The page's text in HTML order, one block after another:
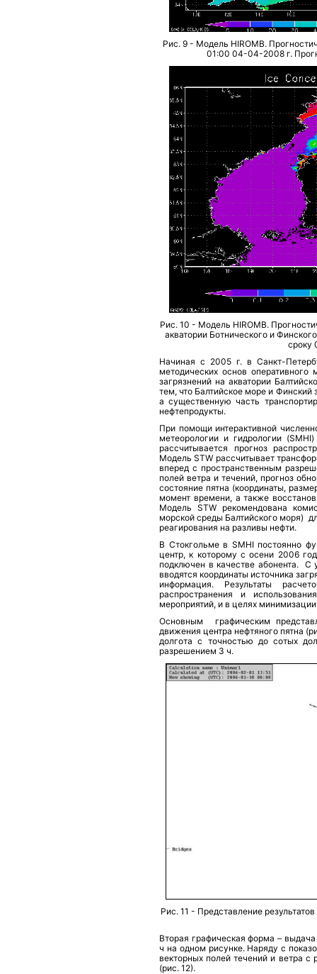
Рис. 9 - Модель HIROMB.
01:00 04-04-2008 г.
Рис. 10 - Модель HIROMB.
акватории Ботнического и
сроку
Начиная с 2005 г. в Санкт-
методических основ оперативного
загрязнений на акватории
тем, что Балтийское море и Финский
а существенную часть
нефтепродукты.
При помощи интерактивной
метеорологии и гидрологии
рассчитывается прогноз
Модель STW рассчитывает
вперед с пространственным
полей ветра и течений, прогноз
состояние пятна (координаты,
момент времени, а также
Модель STW рекомендована
морской среды Балтийского моря)
реагирования на разливы нефти.
В Стокгольме в SMHI постоянно
центр, к которому с осени 2006
подключен в качестве абонента. С
вводятся координаты источника
информация. Результаты
распространения и
мероприятий, и в целях
Основным графическим
движения центра нефтяного пятна
долгота с точностью до сотых
разрешением 3 ч.
Рис. 11 - Представление
Вторая графическая форма –
ч на одном рисунке. Наряду с
векторных полей течений и ветра
(рис. 12).